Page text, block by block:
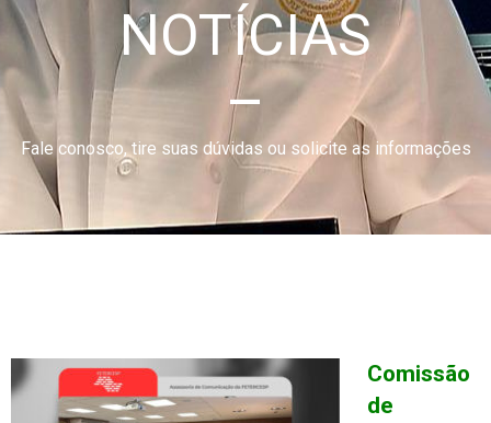
NOTÍCIAS
–
Fale conosco, tire suas dúvidas ou solicite as informações
Comissão
de